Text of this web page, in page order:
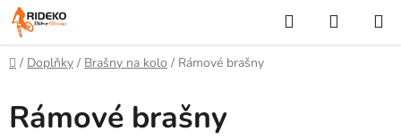
Přejít
na
obsah
Hledat
KOŠÍK
Domů
/ Doplňky / Brašny na kolo / Rámové brašny
Rámové brašny